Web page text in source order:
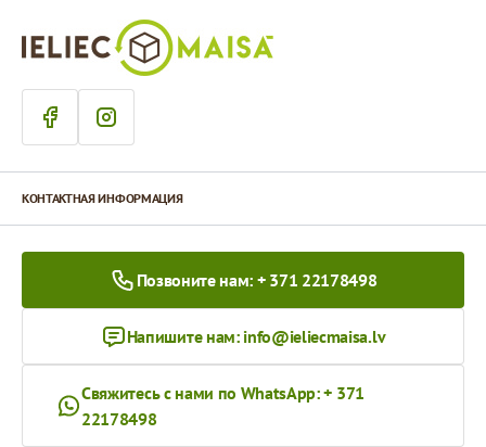
КОНТАКТНАЯ ИНФОРМАЦИЯ
Позвоните нам: + 371 22178498
Напишите нам: info@ieliecmaisa.lv
Свяжитесь с нами по WhatsApp: + 371
22178498